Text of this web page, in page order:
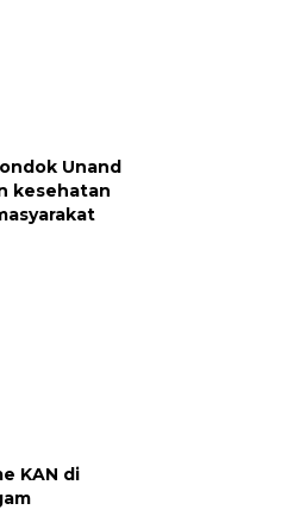
Unand
kesehatan
KAN di